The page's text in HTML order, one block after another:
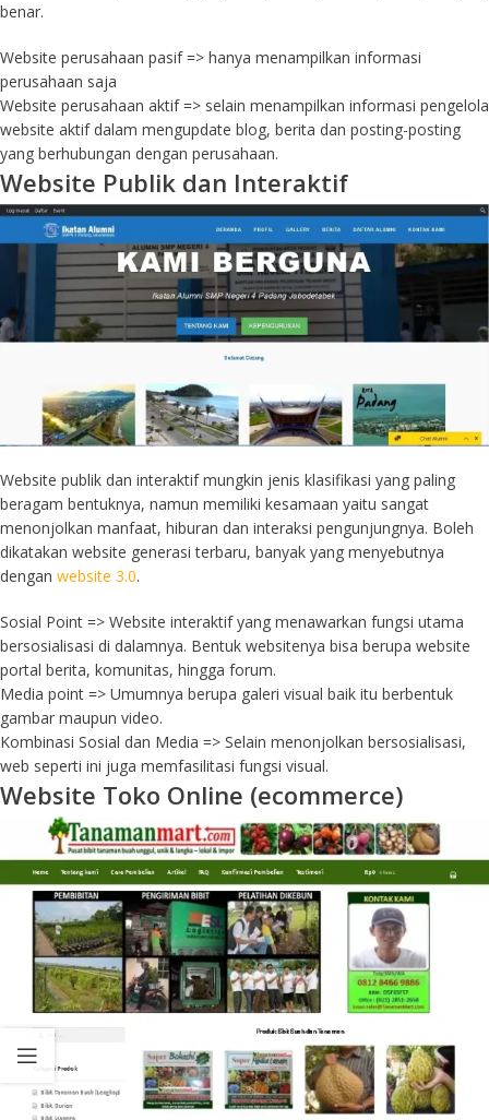
benar.
Website perusahaan pasif => hanya menampilkan informasi
perusahaan saja
Website perusahaan aktif => selain menampilkan informasi pengelola
website aktif dalam mengupdate blog, berita dan posting-posting
yang berhubungan dengan perusahaan.
Website Publik dan Interaktif
Website publik dan interaktif mungkin jenis klasifikasi yang paling
beragam bentuknya, namun memiliki kesamaan yaitu sangat
menonjolkan manfaat, hiburan dan interaksi pengunjungnya. Boleh
dikatakan website generasi terbaru, banyak yang menyebutnya
dengan website 3.0.
Sosial Point => Website interaktif yang menawarkan fungsi utama
bersosialisasi di dalamnya. Bentuk websitenya bisa berupa website
portal berita, komunitas, hingga forum.
Media point => Umumnya berupa galeri visual baik itu berbentuk
gambar maupun video.
Kombinasi Sosial dan Media => Selain menonjolkan bersosialisasi,
web seperti ini juga memfasilitasi fungsi visual.
Website Toko Online (ecommerce)